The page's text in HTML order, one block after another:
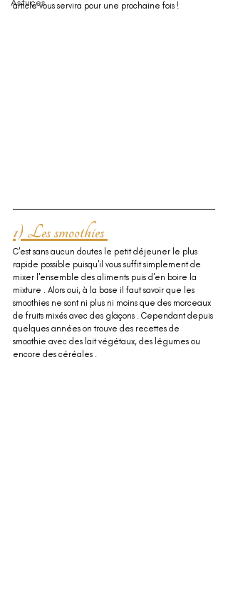
Astuces
article vous servira pour une prochaine fois !
1) Les smoothies
C'est sans aucun doutes le petit déjeuner le plus
rapide possible puisqu'il vous suffit simplement de
mixer l'ensemble des aliments puis d'en boire la
mixture . Alors oui, à la base il faut savoir que les
smoothies ne sont ni plus ni moins que des morceaux
de fruits mixés avec des glaçons . Cependant depuis
quelques années on trouve des recettes de
smoothie avec des lait végétaux, des légumes ou
encore des céréales .